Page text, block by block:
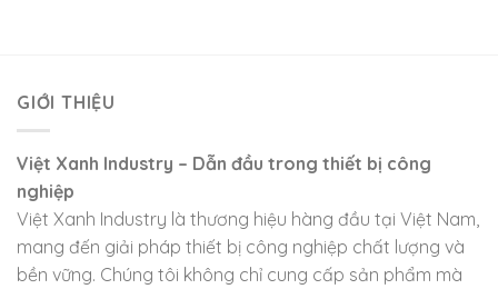
GIỚI THIỆU
Việt Xanh Industry – Dẫn đầu trong thiết bị công
nghiệp
Việt Xanh Industry là thương hiệu hàng đầu tại Việt Nam,
mang đến giải pháp thiết bị công nghiệp chất lượng và
bền vững. Chúng tôi không chỉ cung cấp sản phẩm mà